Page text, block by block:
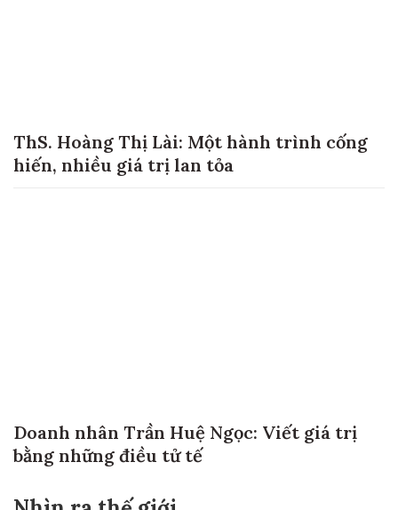
ThS. Hoàng Thị Lài: Một hành trình cống
hiến, nhiều giá trị lan tỏa
Doanh nhân Trần Huệ Ngọc: Viết giá trị
bằng những điều tử tế